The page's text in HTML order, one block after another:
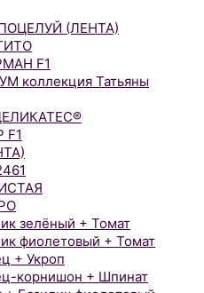
(ЛЕНТА)
F1
коллекция Татьяны
F1
зелёный + Томат
фиолетовый + Томат
+ Укроп
корнишон + Шпинат